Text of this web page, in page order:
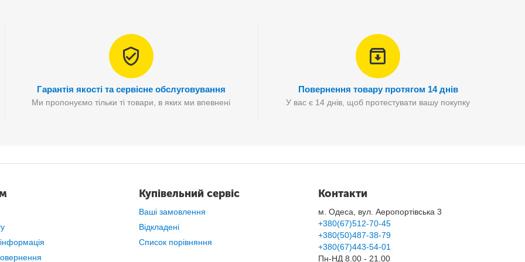
​​хвилин
Гарантія якості та сервісне обслуговування
Ми пропонуємо тільки ті товари, в яких ми впевнені
Повернення товару протягом 14 днів
У вас є 14 днів, щоб протестувати вашу покупку
Купівельний сервіс
Ваші замовлення
Відкладені
Список порівняння
Контакти
м. Одеса, вул. Аеропортівська 3
+380(67)512-70-45
+380(50)487-38-79
+380(67)443-54-01
Пн-НД 8.00 - 21.00